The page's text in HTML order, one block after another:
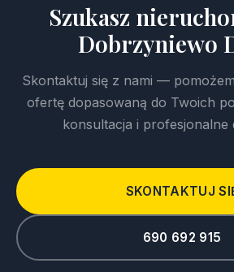
Szukasz
Dobrzyniewo
Skontaktuj się z nami —
ofertę dopasowaną do Twoich
konsultacja i profesjonalne
SKONTAKTUJ
690 692 915